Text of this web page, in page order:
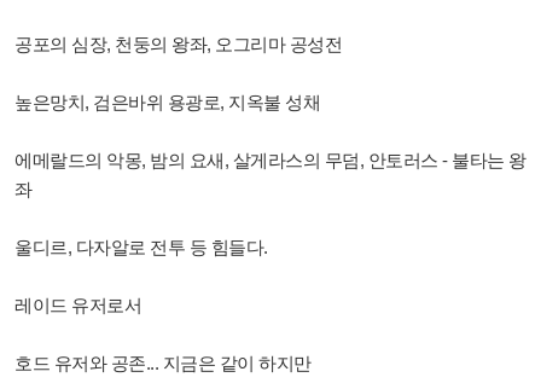
공포의 심장, 천둥의 왕좌, 오그리마 공성전
높은망치, 검은바위 용광로, 지옥불 성채
에메랄드의 악몽, 밤의 요새, 살게라스의 무덤, 안토러스 - 불타는 왕
좌
울디르, 다자알로 전투 등 힘들다.
레이드 유저로서
호드 유저와 공존... 지금은 같이 하지만